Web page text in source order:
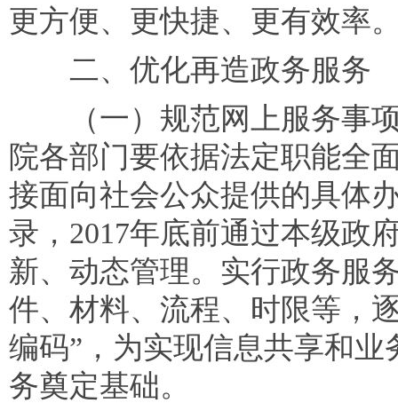
更方便、更快捷、更有效率
二、优化再造政务服务
（一）规范网上服务事项
院各部门要依据法定职能全
接面向社会公众提供的具体
录，2017年底前通过本级政
新、动态管理。实行政务服
件、材料、流程、时限等，
编码”，为实现信息共享和
务奠定基础。